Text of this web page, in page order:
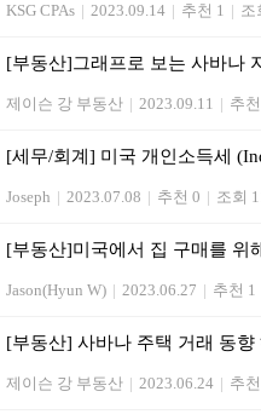
KSG CPAs | 2023.09.14 | 추천 1 | 조
[부동산]그래프로 보는 사바나
제이슨 강 부동산 | 2023.09.11 | 추
[세무/회계] 미국 개인소득세
Joseph | 2023.07.08 | 추천 0 | 조회
[부동산] 미국에서 집 구매를 위
Jason(Hyun W) | 2023.06.27 | 추천 1
[부동산] 사바나 주택 거래 동향
제이슨 강 부동산 | 2023.06.24 | 추